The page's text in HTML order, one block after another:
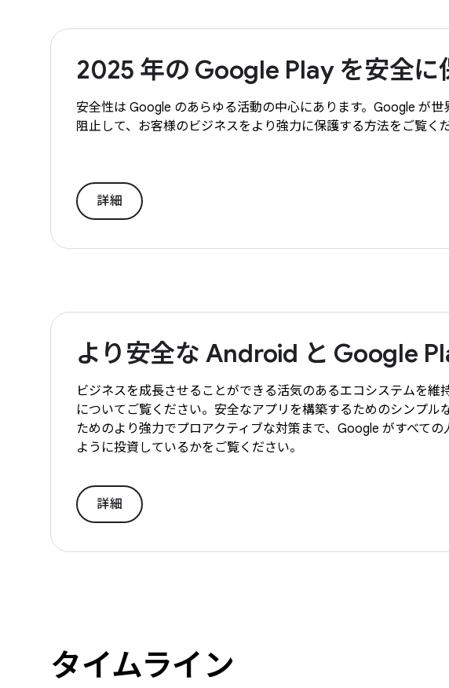
2025 年の Google Play を安全に
安全性は Google のあらゆる活動の中心にあります。Google が
阻止して、お客様のビジネスをより強力に保護する方法をご覧くだ
詳細
より安全な Android と Google
ビジネスを成長させることができる活気のあるエコシステムを
についてご覧ください。安全なアプリを構築するためのシンプル
ためのより強力でプロアクティブな対策まで、Google がすべて
ように投資しているかをご覧ください。
詳細
タイムライン